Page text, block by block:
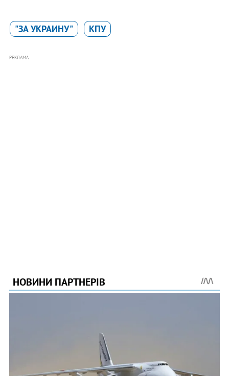
"ЗА УКРАИНУ" КПУ
РЕКЛАМА